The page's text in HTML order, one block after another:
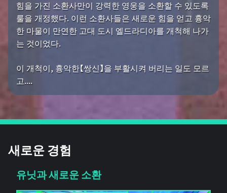
힘을 가진 소환사만이 강력한 영웅을 소환할 수 있도록
룰을 개정했다. 이런 소환사들은 새로운 힘을 얻고 흉악
한 마물이 만연한 고대 도시 엘드라디아를 개척해 나가
는 것이었다.
이 개척이, 흉악한【쌍신】을 부활시켜 버리는 일도 모르
고....
새로운 경험
유닛과 새로운 소환